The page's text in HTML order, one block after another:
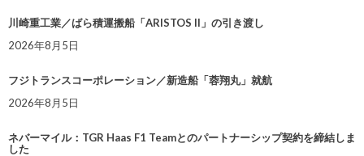
川崎重工業／ばら積運搬船「ARISTOS II」の引き渡し
2026年8月5日
フジトランスコーポレーション／新造船「蓉翔丸」就航
2026年8月5日
ネバーマイル：TGR Haas F1 Teamとのパートナーシップ契約を締結しま
した